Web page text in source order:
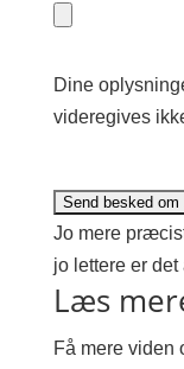
Dine
videregives
Jo mere
jo lettere er
Læs
Få mere viden